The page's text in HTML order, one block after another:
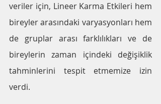
veriler için, Lineer Karma Etkileri hem
bireyler arasındaki varyasyonları hem
de gruplar arası farklılıkları ve de
bireylerin zaman içindeki değişiklik
tahminlerini tespit etmemize izin
verdi.